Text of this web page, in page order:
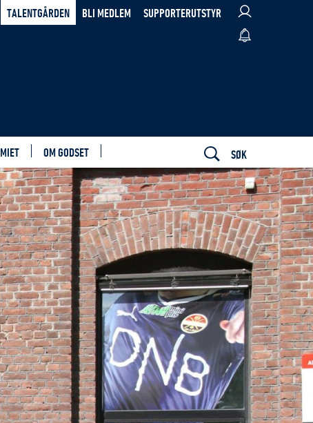
TALENTGÅRDEN BLI MEDLEM SUPPORTERUTSTYR
OM GODSET SØK